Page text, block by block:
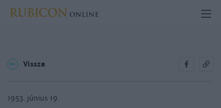
Vissza
1953. június 19.